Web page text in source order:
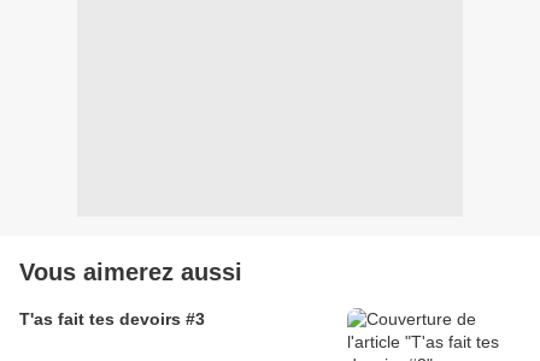
Vous aimerez aussi
T'as fait tes devoirs #3